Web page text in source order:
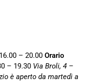
– 20.00 Orario
– 19.30 Via Broli, 4 –
è aperto da martedì a